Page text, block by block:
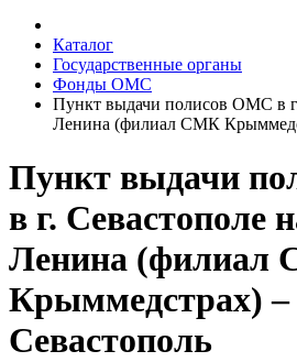
Каталог
Государственные органы
Фонды ОМС
Пункт выдачи полисов ОМС в
Ленина (филиал СМК
Пункт выдачи
в г. Севастополе
Ленина (филиал
Крыммедстрах) –
Севастополь